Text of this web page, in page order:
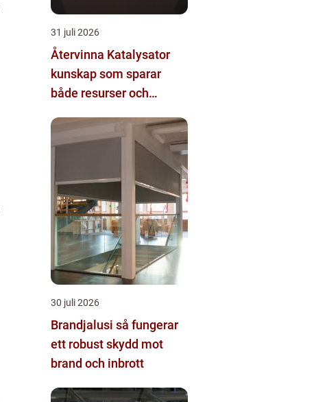
31 juli 2026
Återvinna Katalysator
kunskap som sparar
både resurser och
30 juli 2026
Brandjalusi så fungerar
ett robust skydd mot
brand och inbrott